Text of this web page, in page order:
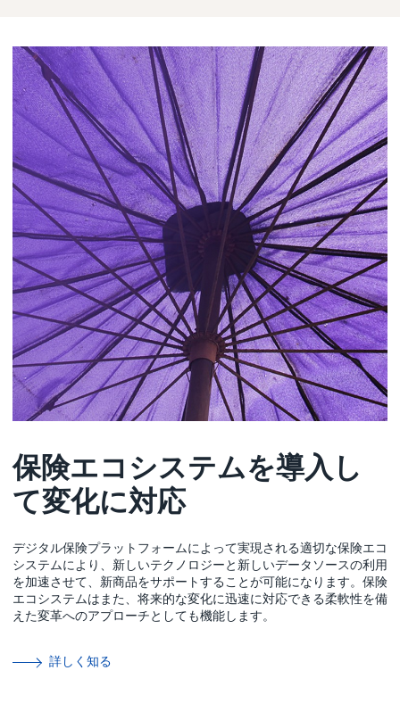
保険エコシステムを導入し
て変化に対応
デジタル保険プラットフォームによって実現される適切な保険エコ
システムにより、新しいテクノロジーと新しいデータソースの利用
を加速させて、新商品をサポートすることが可能になります。保険
エコシステムはまた、将来的な変化に迅速に対応できる柔軟性を備
えた変革へのアプローチとしても機能します。
詳しく知る